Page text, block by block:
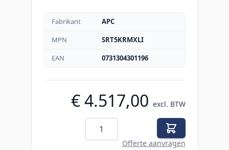
Fabrikant
APC
MPN
SRT5KRMXLI
EAN
0731304301196
€ 4.517,00 excl. BTW
Aantal
Offerte aanvragen